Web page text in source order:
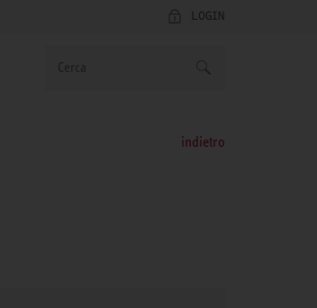
LOGIN
indietro